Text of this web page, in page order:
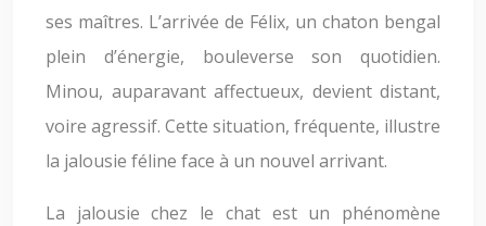
ses maîtres. L’arrivée de Félix, un chaton bengal
plein d’énergie, bouleverse son quotidien.
Minou, auparavant affectueux, devient distant,
voire agressif. Cette situation, fréquente, illustre
la jalousie féline face à un nouvel arrivant.
La jalousie chez le chat est un phénomène